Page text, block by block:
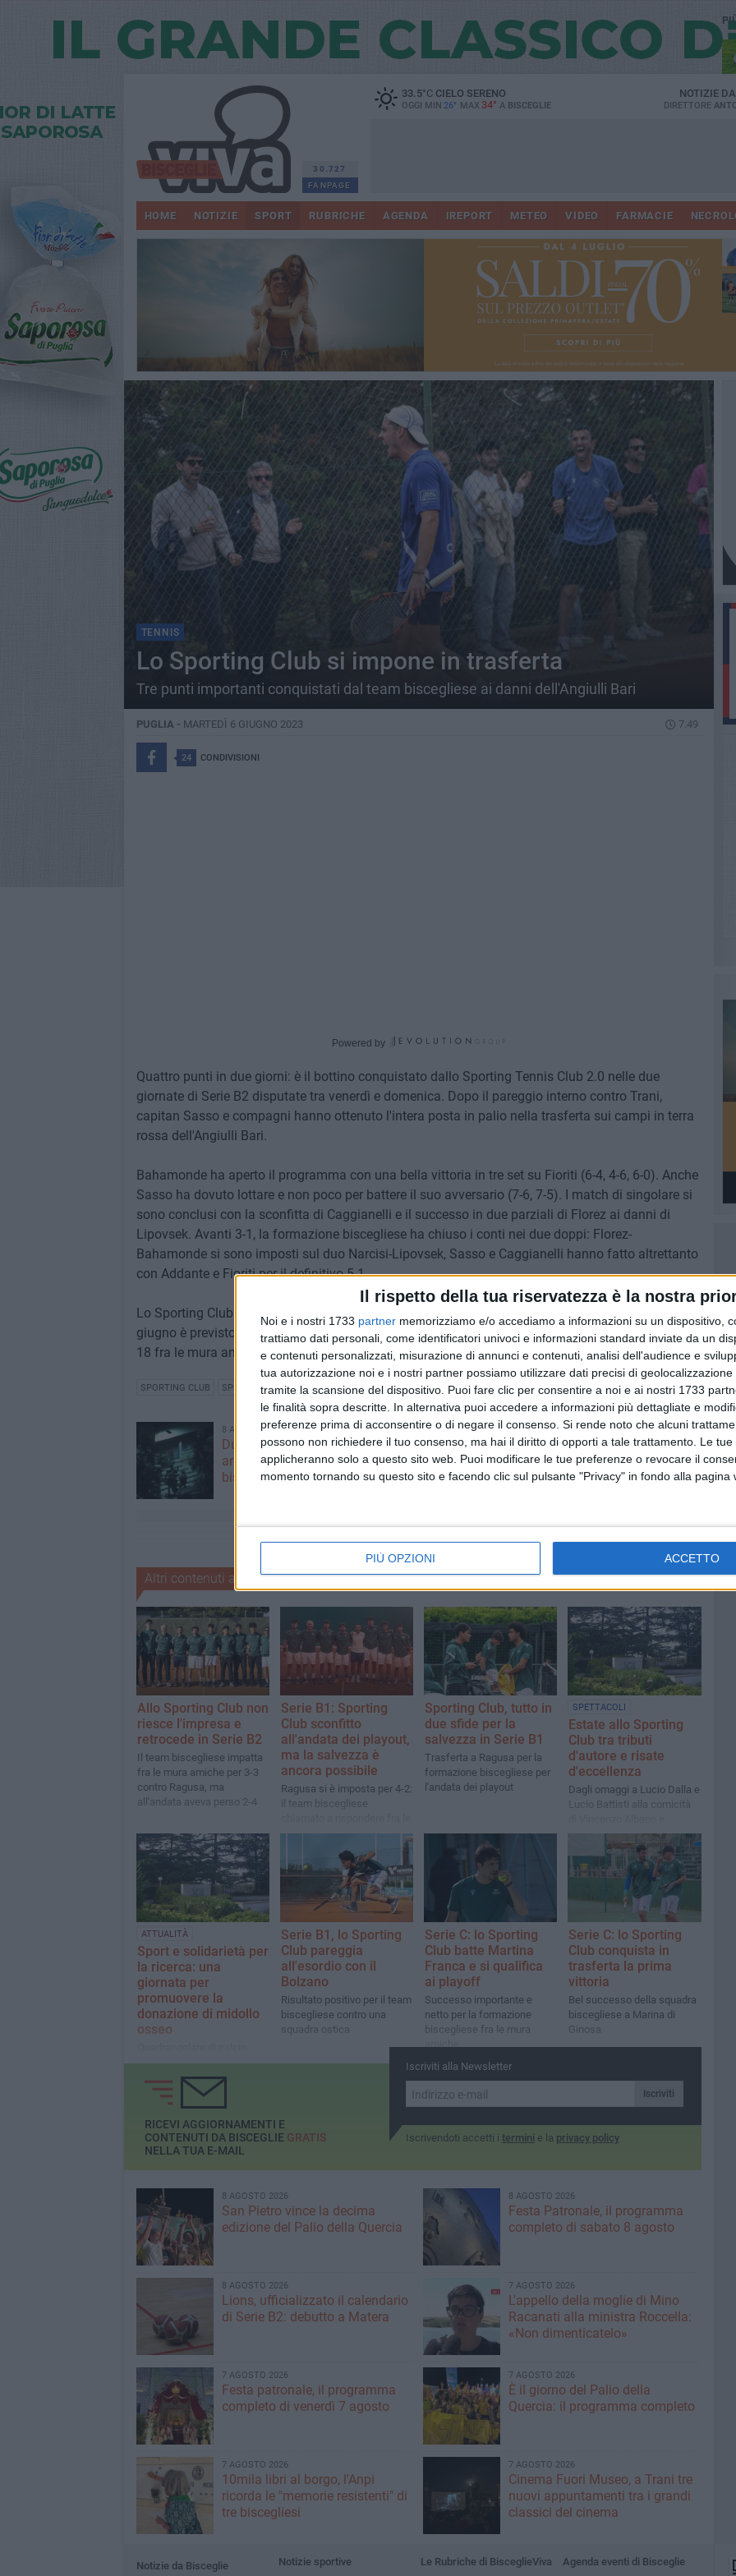
Il rispetto della tua riservatezza è la nostra
Noi e i nostri 1733 partner memorizziamo e/o accediamo a informazioni su un dispositivo,
trattiamo dati personali, come identificatori univoci e informazioni standard inviate da un
e contenuti personalizzati, misurazione di annunci e contenuti, analisi dell'audience e
tua autorizzazione noi e i nostri partner possiamo utilizzare dati precisi di
tramite la scansione del dispositivo. Puoi fare clic per consentire a noi e ai nostri 1733
le finalità sopra descritte. In alternativa puoi accedere a informazioni più dettagliate e
preferenze prima di acconsentire o di negare il consenso. Si rende noto che alcuni
possono non richiedere il tuo consenso, ma hai il diritto di opporti a tale trattamento. Le
applicheranno solo a questo sito web. Puoi modificare le tue preferenze o revocare il
momento tornando su questo sito e facendo clic sul pulsante "Privacy" in fondo alla pagina
PIÙ OPZIONI ACCETTO
30.727
FANPAGE
33.5°CCIELO SERENO
OGGI MIN 26° MAX 34° A BISCEGLIE
NOTIZIE
DIRETTORE
HOME NOTIZIE SPORT RUBRICHE AGENDA IREPORT METEO VIDEO FARMACIE
TENNIS
Lo Sporting Club si impone in trasferta
Tre punti importanti conquistati dal team biscegliese ai danni dell'Angiulli Bari
PUGLIA - MARTEDÌ 6 GIUGNO 2023 7.49
24 CONDIVISIONI
Powered by
Quattro punti in due giorni: è il bottino conquistato dallo Sporting Tennis Club 2.0 nelle due
giornate di Serie B2 disputate tra venerdì e domenica. Dopo il pareggio interno contro Trani,
capitan Sasso e compagni hanno ottenuto l'intera posta in palio nella trasferta sui campi in terra
rossa dell'Angiulli Bari.
Bahamonde ha aperto il programma con una bella vittoria in tre set su Fioriti (6-4, 4-6, 6-0). Anche
Sasso ha dovuto lottare e non poco per battere il suo avversario (7-6, 7-5). I match di singolare si
sono conclusi con la sconfitta di Caggianelli e il successo in due parziali di Florez ai danni di
Lipovsek. Avanti 3-1, la formazione biscegliese ha chiuso i conti nei due doppi: Florez-
Bahamonde si sono imposti sul duo Narcisi-Lipovsek, Sasso e Caggianelli hanno fatto altrettanto
con Addante e Fioriti per il definitivo 5-1.
Lo Sporting Club è salito così a quota 7 punti in classifica, nel girone 4 di Serie B2. Domenica 11
giugno è previsto un turno di riposo, l'ultima giornata di campionato è in programma domenica
18 fra le mura amiche contro il Ct Galatina.
SPORTING CLUB SPORTING CLUB BISCEGLIE
8 AGOSTO 2026
Due latitanti del clan Capriati
arrestati in un casolare dell'agro
biscegliese
8 AGOSTO 2026
Latitanti del clan Capriati
arrestati, le parole del colonnello
Massimiliano Galasso
Altri contenuti a tema
Allo Sporting Club non
riesce l'impresa e
retrocede in Serie B2
Il team biscegliese impatta
fra le mura amiche per 3-3
contro Ragusa, ma
all'andata aveva perso 2-4
Serie B1: Sporting
Club sconfitto
all'andata dei playout,
ma la salvezza è
ancora possibile
Ragusa si è imposta per 4-2:
il team biscegliese
mura amiche per evitare la
retrocessione
Sporting Club, tutto in
due sfide per la
salvezza in Serie B1
Trasferta a Ragusa per la
formazione biscegliese per
l'andata dei playout
SPETTACOLI
Estate allo Sporting
Club tra tributi
d'autore e risate
d'eccellenza
Dagli omaggi a Lucio Dalla e
Lucio Battisti alla comicità
Gianluca "Scintilla" Fubelli
ATTUALITÀ
Sport e solidarietà per
la ricerca: una
giornata per
promuovere la
donazione di midollo
osseo
organizzato dallo Sporting
Club, in occasione dei 20
anni di Flavio Petrarota che
è riuscito a superare con
successo la leucemia
Serie B1, lo Sporting
Club pareggia
all'esordio con il
Bolzano
Risultato positivo per il team
biscegliese contro una
squadra ostica
Serie C: lo Sporting
Club batte Martina
Franca e si qualifica
ai playoff
Successo importante e
netto per la formazione
biscegliese fra le mura
amiche
Serie C: lo Sporting
Club conquista in
trasferta la prima
vittoria
Bel successo della squadra
biscegliese a Marina di
Ginosa
Iscriviti alla Newsletter
Iscriviti
Iscrivendoti accetti i termini e la privacy policy
RICEVI AGGIORNAMENTI E
CONTENUTI DA BISCEGLIE GRATIS
NELLA TUA E-MAIL
8 AGOSTO 2026
San Pietro vince la decima
edizione del Palio della Quercia
8 AGOSTO 2026
Festa Patronale, il programma
completo di sabato 8 agosto
8 AGOSTO 2026
Lions, ufficializzato il calendario
di Serie B2: debutto a Matera
7 AGOSTO 2026
L'appello della moglie di Mino
Racanati alla ministra Roccella:
«Non dimenticatelo»
7 AGOSTO 2026
Festa patronale, il programma
completo di venerdì 7 agosto
7 AGOSTO 2026
È il giorno del Palio della
Quercia: il programma completo
7 AGOSTO 2026
10mila libri al borgo, l'Anpi
ricorda le "memorie resistenti" di
tre biscegliesi
7 AGOSTO 2026
Cinema Fuori Museo, a Trani tre
nuovi appuntamenti tra i grandi
classici del cinema
Notizie da Bisceglie
Notizie sportive
Le Rubriche di BisceglieViva
Agenda eventi di Bisceglie